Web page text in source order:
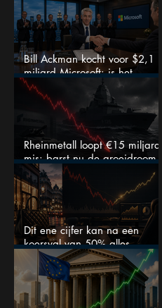
Bill Ackman kocht voor $2,1
miljard Microsoft: is het
aandeel na de koerssprong
nog aantrekkelijk?
Rheinmetall loopt €15 miljard
mis: barst nu de groeidroom
van het defensiebedrijf?
Dit ene cijfer kan na een
koersval van 50% alles
veranderen